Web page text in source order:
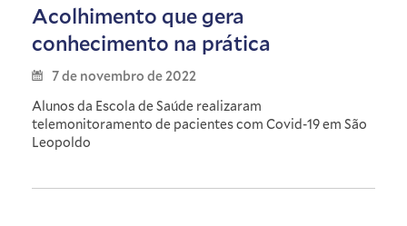
Acolhimento que gera
conhecimento na prática
7 de novembro de 2022
Alunos da Escola de Saúde realizaram
telemonitoramento de pacientes com Covid-19 em São
Leopoldo